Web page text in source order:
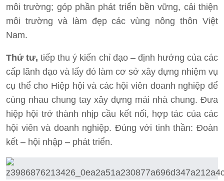
môi trường; góp phần phát triển bền vững, cải thiện
môi trường và làm đẹp các vùng nông thôn Việt
Nam.
Thứ tư, tiếp thu ý kiến chỉ đạo – định hướng của các
cấp lãnh đạo và lấy đó làm cơ sở xây dựng nhiệm vụ
cụ thể cho Hiệp hội và các hội viên doanh nghiệp để
cùng nhau chung tay xây dựng mái nhà chung. Đưa
hiệp hội trở thành nhịp cầu kết nối, hợp tác của các
hội viên và doanh nghiệp. Đúng với tinh thần: Đoàn
kết – hội nhập – phát triển.